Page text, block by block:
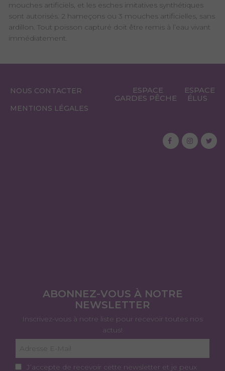
mouches artificiels, et les esches imitatives synthétiques
sont autorisés. 2 hameçons ou 3 mouches artificielles, sans
ardillon. Tout poisson capturé doit être remis à l’eau vivant
immédiatement.
NOUS CONTACTER
MENTIONS LÉGALES
ESPACE
GARDES PÊCHE
ESPACE
ÉLUS
ABONNEZ-VOUS À NOTRE
NEWSLETTER
Inscrivez-vous à notre liste pour recevoir toutes nos
actus!
J’accepte de recevoir cette newsletter et je peux